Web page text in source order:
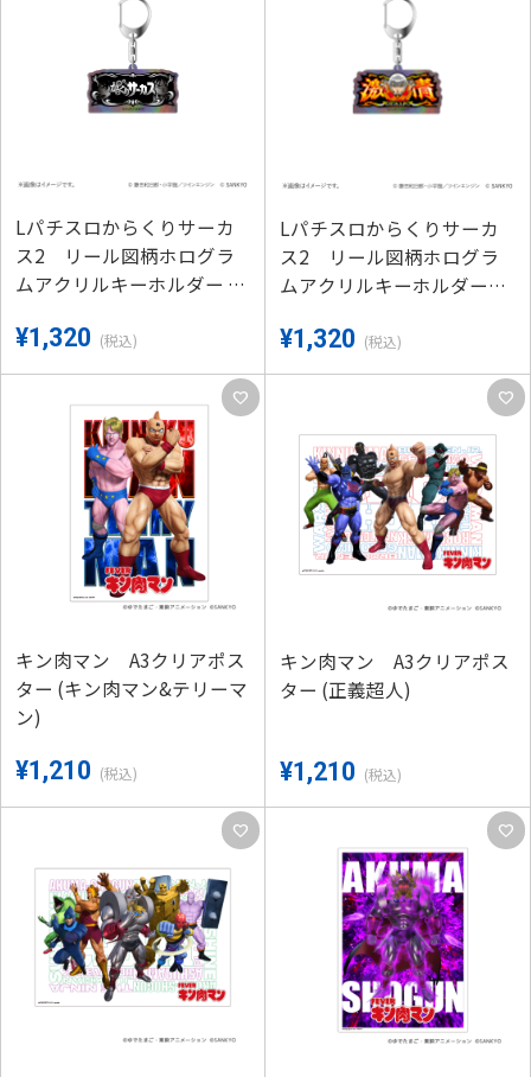
Lパチスロからくりサーカ
ス2 リール図柄ホログラ
ムアクリルキーホルダー (B
¥1,320 (税込)
Lパチスロからくりサーカ
ス2 リール図柄ホログラ
ムアクリルキーホルダー
¥1,320 (税込)
キン肉マン A3クリアポス
ター (キン肉マン&テリーマ
ン)
¥1,210 (税込)
favorite
キン肉マン A3クリアポス
ター (正義超人)
¥1,210 (税込)
favorite
favorite favorite